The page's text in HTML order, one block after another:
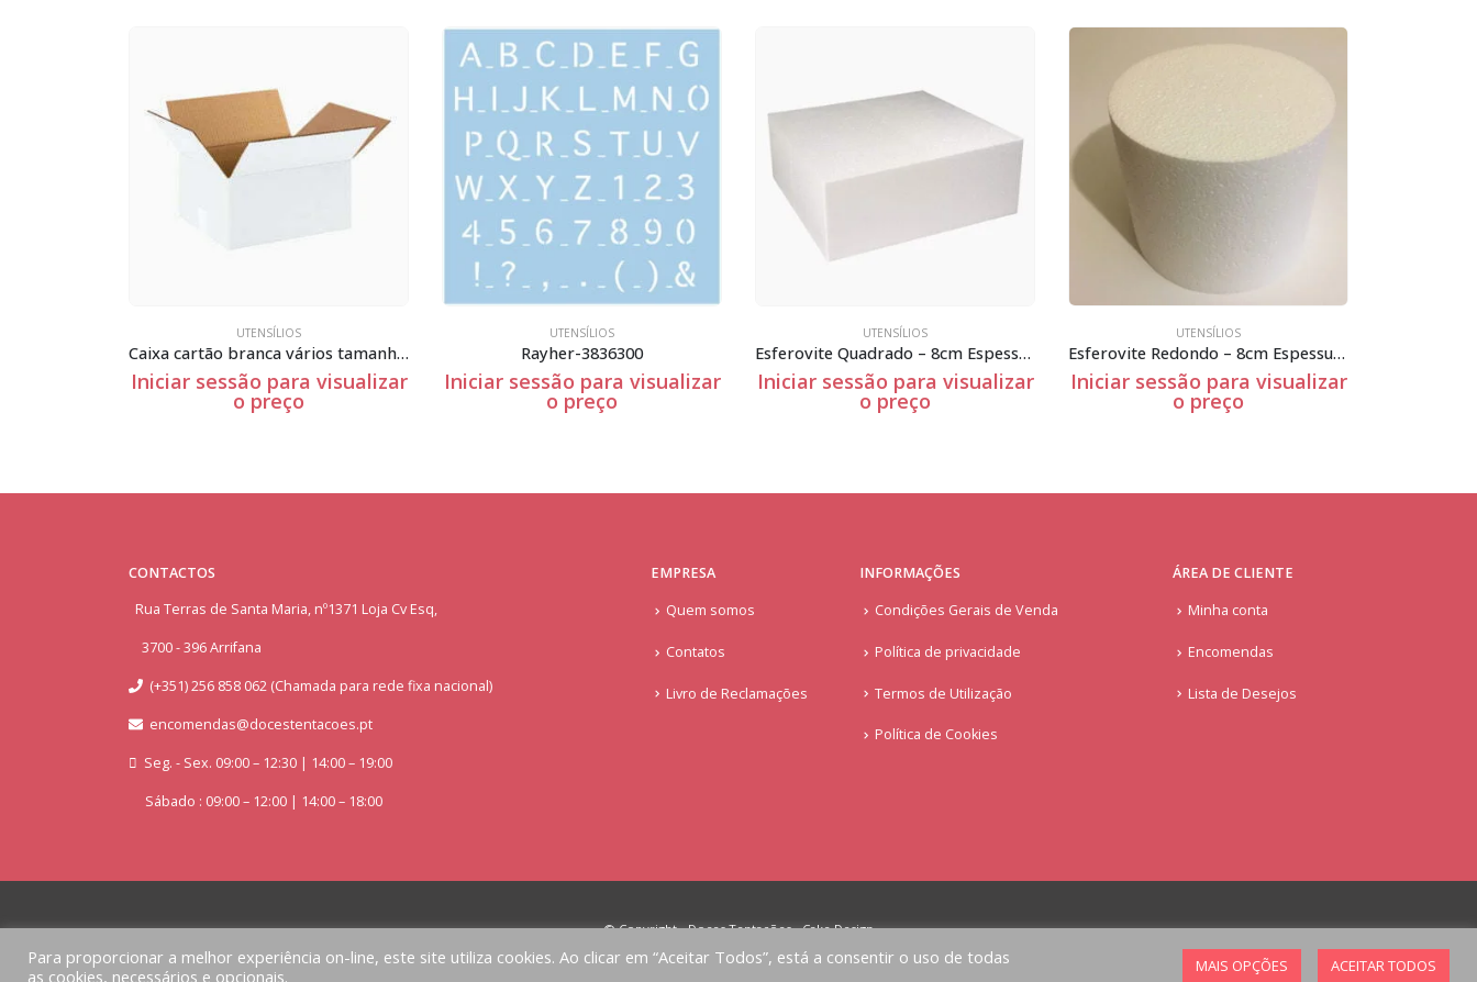
UTENSÍLIOS
Rayher-3836300
Iniciar sessão para visualizar
o preço
UTENSÍLIOS
Iniciar sessão para visualizar
o preço
UTENSÍLIOS
Esferovite Redondo – 8cm Espessura
Iniciar sessão para visualizar
o preço
UTENSÍLIOS
Stm-353
Iniciar sessão para visualizar
o preço
CONTACTOS
Rua Terras de Santa Maria, nº1371 Loja Cv Esq,
3700 - 396 Arrifana
(+351) 256 858 062 (Chamada para rede fixa nacional)
encomendas@docestentacoes.pt
Seg. - Sex. 09:00 – 12:30 | 14:00 – 19:00
Sábado : 09:00 – 12:00 | 14:00 – 18:00
EMPRESA
Quem somos
Contatos
Livro de Reclamações
INFORMAÇÕES
Condições Gerais de Venda
Política de privacidade
Termos de Utilização
Política de Cookies
ÁREA DE CLIENTE
Minha conta
Encomendas
Lista de Desejos
© Copyright - Doces Tentações - Cake Design
Implementado porAlbergueDigital.com
Para proporcionar a melhor experiência on-line, este site utiliza cookies. Ao clicar em “Aceitar Todos”, está a consentir o uso de todas
as cookies, necessários e opcionais.
MAIS OPÇÕES ACEITAR TODOS